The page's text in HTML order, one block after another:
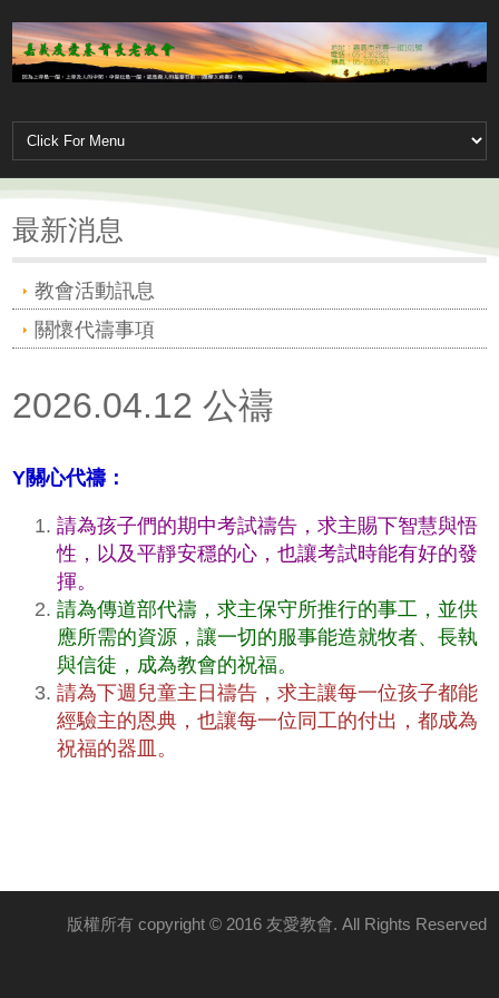
最新消息
教會活動訊息
關懷代禱事項
2026.04.12 公禱
Y關心代禱：
請為孩子們的期中考試禱告，求主賜下智慧與悟
性，以及平靜安穩的心，也讓考試時能有好的發
揮。
請為傳道部代禱，求主保守所推行的事工，並供
應所需的資源，讓一切的服事能造就牧者、長執
與信徒，成為教會的祝福。
請為下週兒童主日禱告，求主讓每一位孩子都能
經驗主的恩典，也讓每一位同工的付出，都成為
祝福的器皿。
版權所有 copyright © 2016 友愛教會. All Rights Reserved